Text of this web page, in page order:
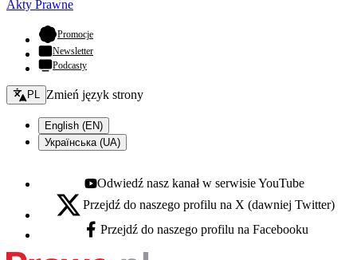
Akty Prawne
Promocje- otwiera się w nowej karcie
Newsletter
Podcasty
Zmień język - bieżący:
PL Zmień język strony
English (EN)
Українська (UA)
Youtube - otwiera się w nowej karcie
Odwiedź nasz kanał w serwisie YouTube
X - otwiera się w nowej karcie
Przejdź do naszego profilu na X (dawniej Twitter)
Facebook - otwiera się w nowej karcie
Przejdź do naszego profilu na Facebooku